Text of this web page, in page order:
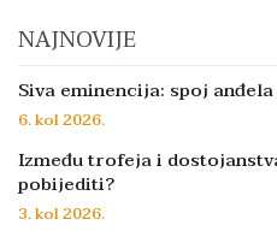
NAJNOVIJE
Siva eminencija: spoj
6. kol 2026.
Između trofeja i
pobijediti?
3. kol 2026.